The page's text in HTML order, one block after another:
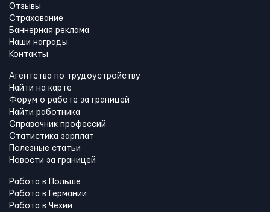
Отзывы
Страхование
Баннерная реклама
Наши награды
Контакты
Агентства по трудоустройству
Найти на карте
Форум о работе за границей
Найти работника
Справочник профессий
Статистика зарплат
Полезные статьи
Новости за границей
Работа в Польше
Работа в Германии
Работа в Чехии